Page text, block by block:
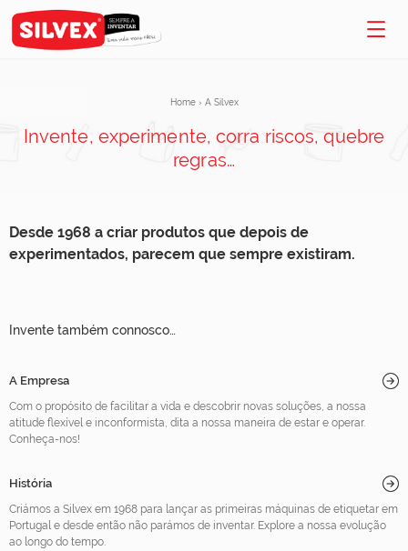
Home › A Silvex
Invente, experimente, corra riscos, quebre
regras…
Desde 1968 a criar produtos que depois de
experimentados, parecem que sempre existiram.
Invente também connosco…
A Empresa
Com o propósito de facilitar a vida e descobrir novas soluções, a nossa
atitude flexível e inconformista, dita a nossa maneira de estar e operar.
Conheça-nos!
História
Criámos a Silvex em 1968 para lançar as primeiras máquinas de etiquetar em
Portugal e desde então não parámos de inventar. Explore a nossa evolução
ao longo do tempo.